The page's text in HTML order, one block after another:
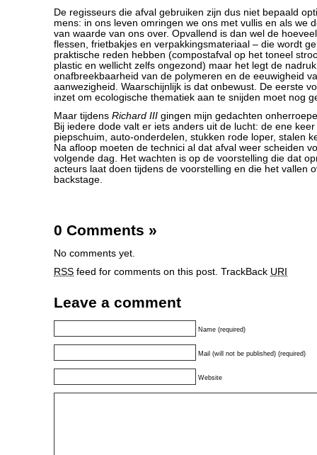
De regisseurs die afval gebruiken zijn dus niet bepaald
mens: in ons leven omringen we ons met vullis en als we
van waarde van ons over. Opvallend is dan wel de
flessen, frietbakjes en verpakkingsmateriaal – die wordt
praktische reden hebben (compostafval op het toneel
plastic en wellicht zelfs ongezond) maar het legt de
onafbreekbaarheid van de polymeren en de eeuwigheid
aanwezigheid. Waarschijnlijk is dat onbewust. De eerste
inzet om ecologische thematiek aan te snijden moet nog
Maar tijdens Richard III gingen mijn gedachten
Bij iedere dode valt er iets anders uit de lucht: de ene
piepschuim, auto-onderdelen, stukken rode loper, stalen
Na afloop moeten de technici al dat afval weer scheiden
volgende dag. Het wachten is op de voorstelling die dat
acteurs laat doen tijdens de voorstelling en die het vallen
backstage.
0 Comments »
No comments yet.
RSS feed for comments on this post. TrackBack URI
Leave a comment
Name (required)
Mail (will not be published) (required)
Website